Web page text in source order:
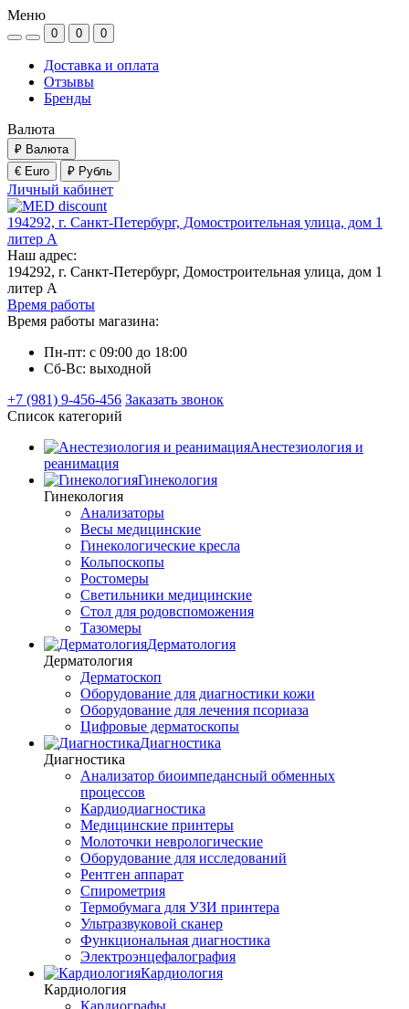
Меню
0 0 0
Доставка и оплата
Отзывы
Бренды
Валюта
₽ Валюта
€ Euro
₽ Рубль
Личный кабинет
194292, г. Санкт-Петербург, Домостроительная улица, дом 1
литер А
Наш адрес:
194292, г. Санкт-Петербург, Домостроительная улица, дом 1
литер А
Время работы
Время работы магазина:
Пн-пт: с 09:00 до 18:00
Сб-Вс: выходной
+7 (981) 9-456-456 Заказать звонок
Список категорий
Анестезиология и
реанимация
Гинекология
Гинекология
Анализаторы
Весы медицинские
Гинекологические кресла
Кольпоскопы
Ростомеры
Светильники медицинские
Стол для родовспоможения
Тазомеры
Дерматология
Дерматология
Дерматоскоп
Оборудование для диагностики кожи
Оборудование для лечения псориаза
Цифровые дерматоскопы
Диагностика
Диагностика
Анализатор биоимпедансный обменных
процессов
Кардиодиагностика
Медицинские принтеры
Молоточки неврологические
Оборудование для исследований
Рентген аппарат
Спирометрия
Термобумага для УЗИ принтера
Ультразвуковой сканер
Функциональная диагностика
Электроэнцефалография
Кардиология
Кардиология
Кардиографы